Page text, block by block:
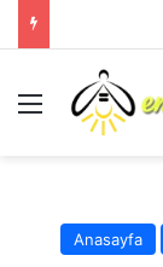
Menü
Anasayfa